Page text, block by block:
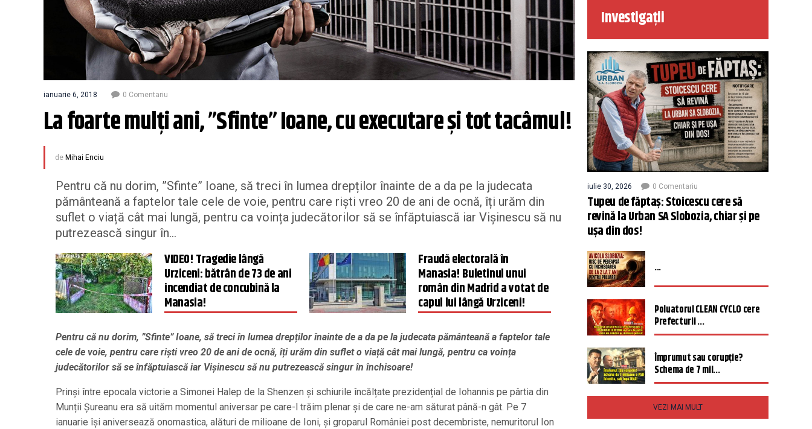
ianuarie 6, 2018 0 Comentariu
La foarte mulți ani, ”Sfinte” Ioane, cu executare și tot tacâmul!
de Mihai Enciu
Pentru că nu dorim, ”Sfinte” Ioane, să treci în lumea drepților înainte de a da pe la judecata
pământeană a faptelor tale cele de voie, pentru care riști vreo 20 de ani de ocnă, îți urăm din
suflet o viață cât mai lungă, pentru ca voința judecătorilor să se înfăptuiască iar Vișinescu să nu
putrezească singur în...
VIDEO! Tragedie lângă
Urziceni: bătrân de 73 de ani
incendiat de concubină la
Manasia!
Fraudă electorală în
Manasia! Buletinul unui
român din Madrid a votat de
capul lui lângă Urziceni!
Pentru că nu dorim, ”Sfinte” Ioane, să treci în lumea drepților înainte de a da pe la judecata pământeană a faptelor tale
cele de voie, pentru care riști vreo 20 de ani de ocnă, îți urăm din suflet o viață cât mai lungă, pentru ca voința
judecătorilor să se înfăptuiască iar Vișinescu să nu putrezească singur în închisoare!
Prinși între epocala victorie a Simonei Halep de la Shenzen și schiurile încălțate prezidențial de Iohannis pe pârtia din
Munții Șureanu era să uităm momentul aniversar pe care-l trăim plenar și de care ne-am săturat până-n gât. Pe 7
ianuarie își aniversează onomastica, alături de milioane de Ioni, și groparul României post decembriste, nemuritorul Ion
Investigații
iulie 30, 2026 0 Comentariu
Tupeu de făptaș: Stoicescu cere să
revină la Urban SA Slobozia, chiar și pe
ușa din dos!
...
Poluatorul CLEAN CYCLO cere
Prefecturii ...
Împrumut sau corupție?
Schema de 7 mil...
VEZI MAI MULT